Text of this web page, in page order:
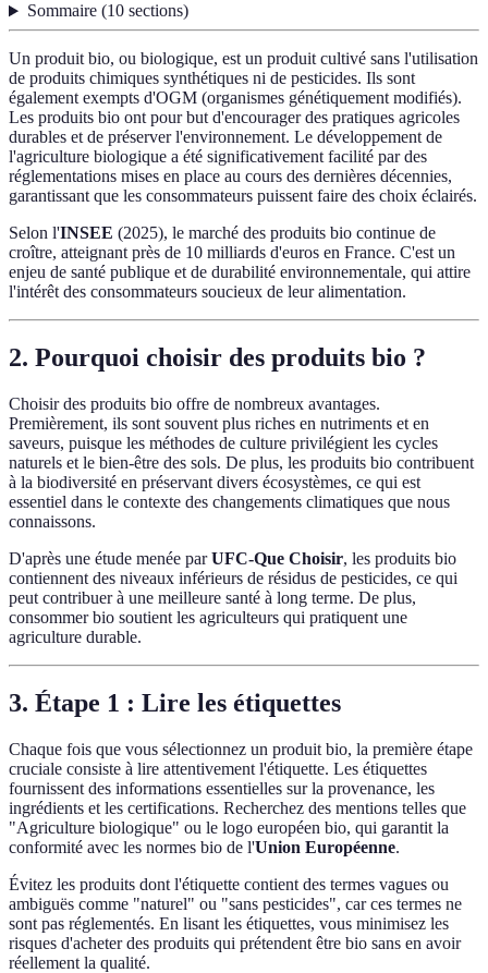
Sommaire(10 sections)
Un produit bio, ou biologique, est un produit cultivé sans l'utilisation
de produits chimiques synthétiques ni de pesticides. Ils sont
également exempts d'OGM (organismes génétiquement modifiés).
Les produits bio ont pour but d'encourager des pratiques agricoles
durables et de préserver l'environnement. Le développement de
l'agriculture biologique a été significativement facilité par des
réglementations mises en place au cours des dernières décennies,
garantissant que les consommateurs puissent faire des choix éclairés.
Selon l'INSEE (2025), le marché des produits bio continue de
croître, atteignant près de 10 milliards d'euros en France. C'est un
enjeu de santé publique et de durabilité environnementale, qui attire
l'intérêt des consommateurs soucieux de leur alimentation.
2. Pourquoi choisir des produits bio ?
Choisir des produits bio offre de nombreux avantages.
Premièrement, ils sont souvent plus riches en nutriments et en
saveurs, puisque les méthodes de culture privilégient les cycles
naturels et le bien-être des sols. De plus, les produits bio contribuent
à la biodiversité en préservant divers écosystèmes, ce qui est
essentiel dans le contexte des changements climatiques que nous
connaissons.
D'après une étude menée parUFC-Que Choisir, les produits bio
contiennent des niveaux inférieurs de résidus de pesticides, ce qui
peut contribuer à une meilleure santé à long terme. De plus,
consommer bio soutient les agriculteurs qui pratiquent une
agriculture durable.
3. Étape 1 : Lire les étiquettes
Chaque fois que vous sélectionnez un produit bio, la première étape
cruciale consiste à lire attentivement l'étiquette. Les étiquettes
fournissent des informations essentielles sur la provenance, les
ingrédients et les certifications. Recherchez des mentions telles que
"Agriculture biologique" ou le logo européen bio, qui garantit la
conformité avec les normes bio de l'Union Européenne.
Évitez les produits dont l'étiquette contient des termes vagues ou
ambiguës comme "naturel" ou "sans pesticides", car ces termes ne
sont pas réglementés. En lisant les étiquettes, vous minimisez les
risques d'acheter des produits qui prétendent être bio sans en avoir
réellement la qualité.